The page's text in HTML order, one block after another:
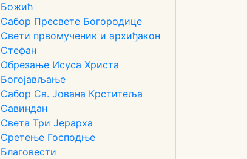
Божић
Сабор Пресвете Богородице
Свети првомученик и архиђакон
Стефан
Обрезање Исуса Христа
Богојављање
Сабор Св. Јована Крститеља
Савиндан
Света Три Јерарха
Сретење Господње
Благовести